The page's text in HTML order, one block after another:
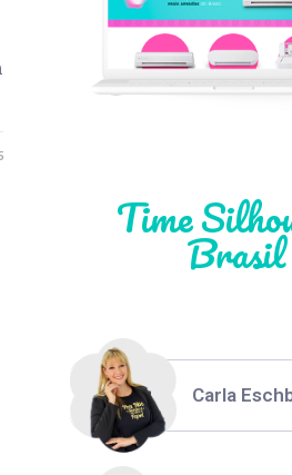
Time
Brasil
Léia
Thiara Ney
Carla